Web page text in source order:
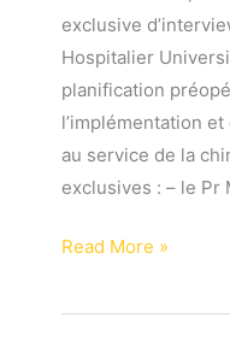
exclusive
Hospitalier
planification
l’implémentation
au service de la
exclusives : – le
Quand
tech
Read More »